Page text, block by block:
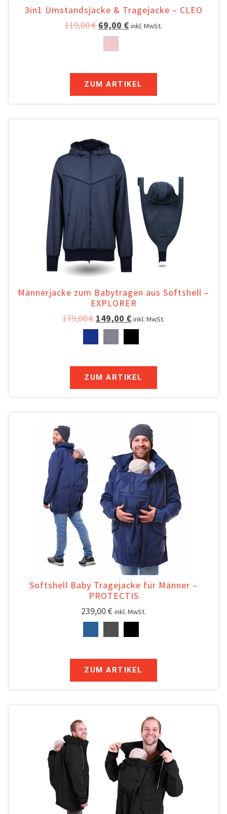
3in1 Umstandsjacke & Tragejacke – CLEO
119,00€ 69,00 € inkl. MwSt.
ZUM ARTIKEL
Männerjacke zum Babytragen aus Softshell –
EXPLORER
179,00€ 149,00 € inkl. MwSt.
ZUM ARTIKEL
Softshell Baby Tragejacke für Männer –
PROTECTIS
239,00€ inkl. MwSt.
ZUM ARTIKEL